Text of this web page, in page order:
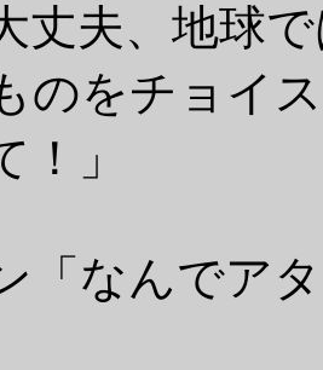
丈夫、地球
のをチョイ
！」
「なんでア